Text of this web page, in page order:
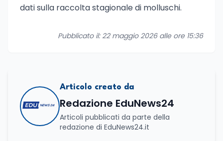
dati sulla raccolta stagionale di molluschi.
Pubblicato il: 22 maggio 2026 alle ore 15:36
Articolo creato da
Redazione EduNews24
Articoli pubblicati da parte della
redazione di EduNews24.it